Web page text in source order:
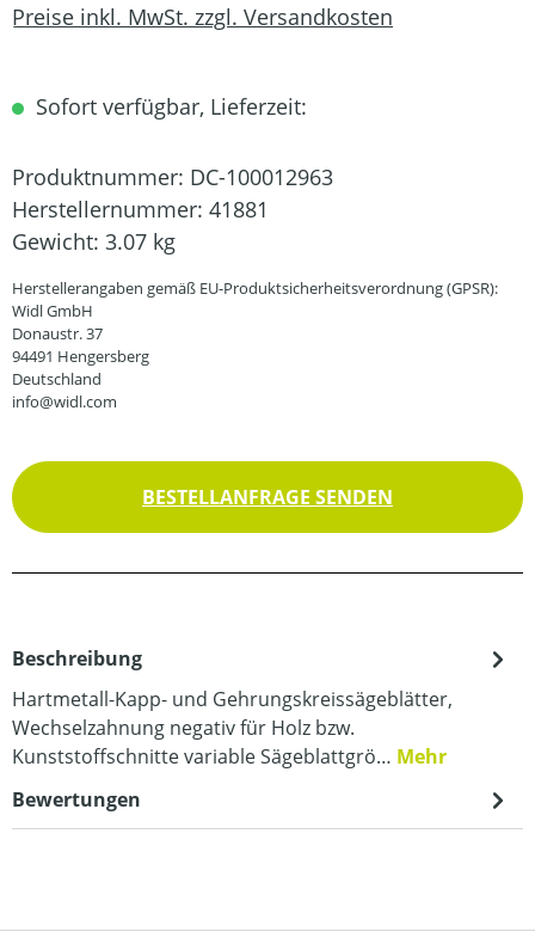
Preise inkl. MwSt. zzgl. Versandkosten
Sofort verfügbar, Lieferzeit:
Produktnummer: DC-100012963
Herstellernummer: 41881
Gewicht: 3.07 kg
Herstellerangaben gemäß EU-Produktsicherheitsverordnung (GPSR):
Widl GmbH
Donaustr. 37
94491 Hengersberg
Deutschland
info@widl.com
BESTELLANFRAGE SENDEN
Beschreibung
Hartmetall-Kapp- und Gehrungskreissägeblätter,
Wechselzahnung negativ für Holz bzw.
Kunststoffschnitte variable Sägeblattgrö… Mehr
Bewertungen